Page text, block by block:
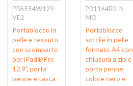
PB6554W129-
VE2
Portablocco in
pelle e tessuto
con scomparto
per iPad®Pro
12,9", porta
penne e tasca
PB1164B2-N-
MO
Portablocco
sottile in pelle
formato A4 con
chiusura a zip e
porta penne
colore nero e